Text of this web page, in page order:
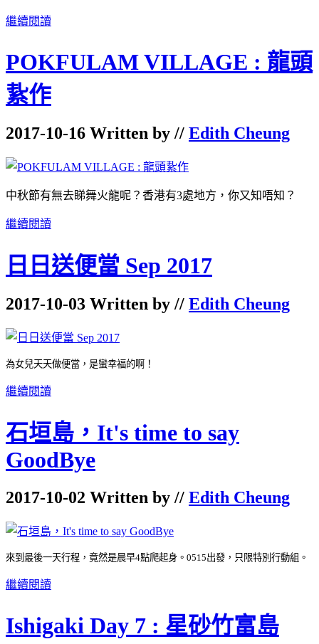
繼續閱讀
POKFULAM VILLAGE : 龍頭
紥作
2017-10-16 Written by // Edith Cheung
中秋節有無去睇舞火龍呢？香港有3處地方，你又知唔知？
繼續閱讀
日日送便當 Sep 2017
2017-10-03 Written by // Edith Cheung
為女兒天天做便當，是蠻幸福的啊！
繼續閱讀
石垣島，It's time to say
GoodBye
2017-10-02 Written by // Edith Cheung
來到最後一天行程，竟然是晨早4點爬起身。0515出發，只限特別行動組。
繼續閱讀
Ishigaki Day 7 : 星砂竹富島